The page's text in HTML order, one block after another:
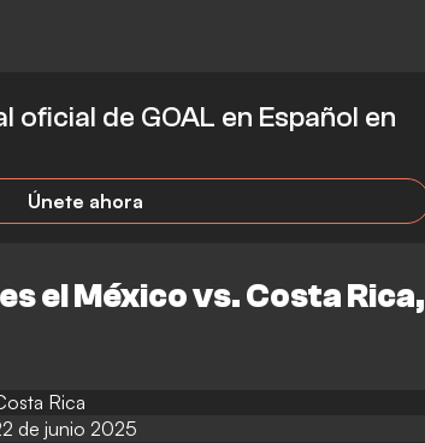
oficial de GOAL en Español en
Únete ahora
el México vs. Costa Rica,
Rica
de junio 2025